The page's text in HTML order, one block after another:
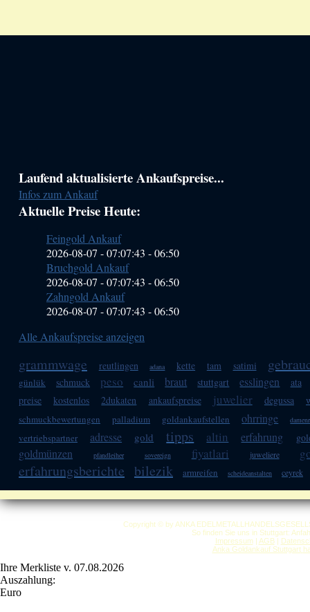
Haupt-
Sidebar
(Primary)
Laufend aktualisierte Ankaufspreise...
Infos zum Ankauf
Aktuelle Preise Heute:
Feingold Ankauf
2026-08-07 - 07:07:43 -06:50
Bruchgold Ankauf
2026-08-07 - 07:07:43 -06:50
Zahngold Ankauf
2026-08-07 - 07:07:43 -06:50
Alle Ankaufspreise anzeigen
grammwage reutlingen adana kette tam satimi
günlük schmuck peso canli braut stuttgart esslingen
ata
preise
kostenlos 2dukaten ankaufspreise juwelier degussa
schmuckbewertungen palladium goldankaufstellen ohrringe
vertriebspartner adresse gold tipps altin erfahrung
goldmünzen pfandleiher sovereign fiyatlari juweliere
erfahrungsberichte bilezik armreifen scheideanstalten ceyrek
Copyright © by ANKA
So finden Sie uns in Stuttgart:
Impressum| AGB|
Anka Goldankauf Stuttgart
Ihre Merkliste v. 07.08.2026
Auszahlung:
Euro